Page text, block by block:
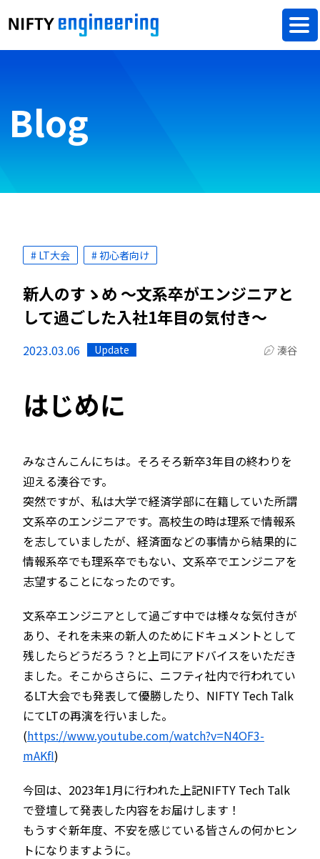
Blog
# LT大会 # 初心者向け
新人のすゝめ ～文系卒がエンジニアと
して過ごした入社1年目の気付き～
2023.03.06 Update 湊谷
はじめに
みなさんこんにちは。そろそろ新卒3年目の終わりを
迎える湊谷です。
突然ですが、私は大学で経済学部に在籍していた所謂
文系卒のエンジニアです。高校生の時は理系で情報系
を志していましたが、経済面などの事情から結果的に
情報系卒でも理系卒でもない、文系卒でエンジニアを
志望することになったのです。
文系卒エンジニアとして過ごす中では様々な気付きが
あり、それを未来の新人のためにドキュメントとして
残したらどうだろう？と上司にアドバイスをいただき
ました。そこからさらに、ニフティ社内で行われてい
るLT大会でも発表して優勝したり、NIFTY Tech Talk
にてLTの再演を行いました。
(https://www.youtube.com/watch?v=N4OF3-
mAKfI)
今回は、2023年1月に行われた上記NIFTY Tech Talk
で登壇して発表した内容をお届けします！
もうすぐ新年度、不安を感じている皆さんの何かヒン
トになりますように。